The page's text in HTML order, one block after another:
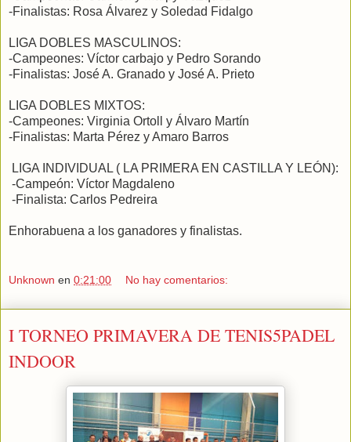
-Finalistas: Rosa Álvarez y Soledad Fidalgo
LIGA DOBLES MASCULINOS:
-Campeones: Víctor carbajo y Pedro Sorando
-Finalistas: José A. Granado y José A. Prieto
LIGA DOBLES MIXTOS:
-Campeones: Virginia Ortoll y Álvaro Martín
-Finalistas: Marta Pérez y Amaro Barros
LIGA INDIVIDUAL ( LA PRIMERA EN CASTILLA Y LEÓN):
-Campeón: Víctor Magdaleno
-Finalista: Carlos Pedreira
Enhorabuena a los ganadores y finalistas.
Unknown en 0:21:00 No hay comentarios:
I TORNEO PRIMAVERA DE TENIS5PADEL
INDOOR